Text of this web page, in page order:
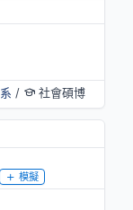
/ 社會碩博
模擬